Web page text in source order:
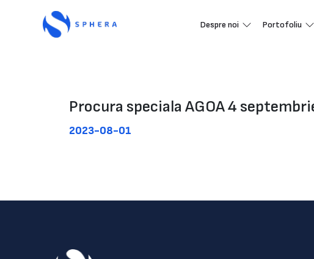
Despre noi Portofoliu
Procura speciala AGOA 4
2023-08-01